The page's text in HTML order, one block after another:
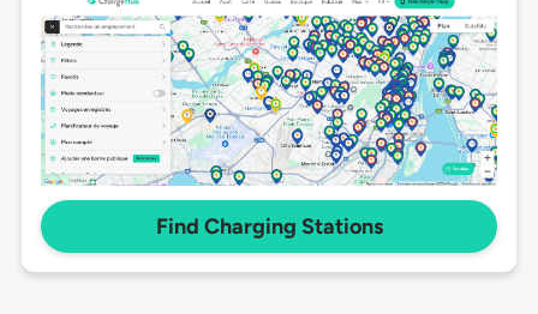
Find Charging Stations